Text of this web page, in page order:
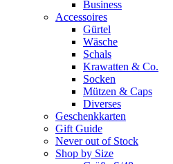
Business
Accessoires
Gürtel
Wäsche
Schals
Krawatten & Co.
Socken
Mützen & Caps
Diverses
Geschenkkarten
Gift Guide
Never out of Stock
Shop by Size